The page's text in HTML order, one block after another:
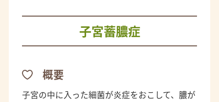
子宮蓄膿症
概要
子宮の中に入った細菌が炎症をおこして、膿が